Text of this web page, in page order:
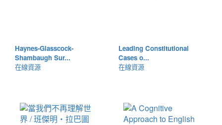
Haynes-Glasscock-
Shambaugh Sur...
在線資源
Leading Constitutional
Cases o...
在線資源